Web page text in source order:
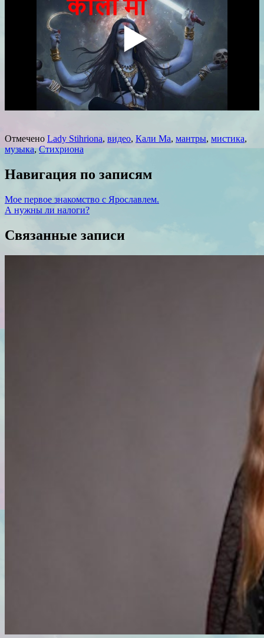
Отмечено Lady Stihriona, видео, Кали Ма, мантры, мистика,
музыка,Стихриона
Навигация по записям
Мое первое знакомство с Ярославлем.
А нужны ли налоги?
Связанные записи